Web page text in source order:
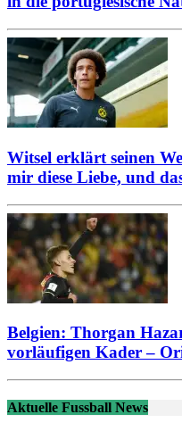
Witsel erklärt seinen
mir diese Liebe, und
Belgien: Thorgan
vorläufigen Kader –
Aktuelle Fussball News